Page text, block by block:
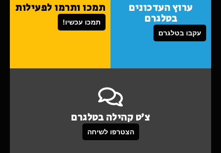
ערוץ העדכונים
בטלגרם
עקבו בטלגרם
תמכו ותרמו לפעילות
תמכו עכשיו!
צ'ט קהילה בטלגרם
הצטרפו לשיחה